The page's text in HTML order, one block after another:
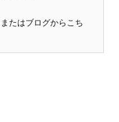
たはブログからこち